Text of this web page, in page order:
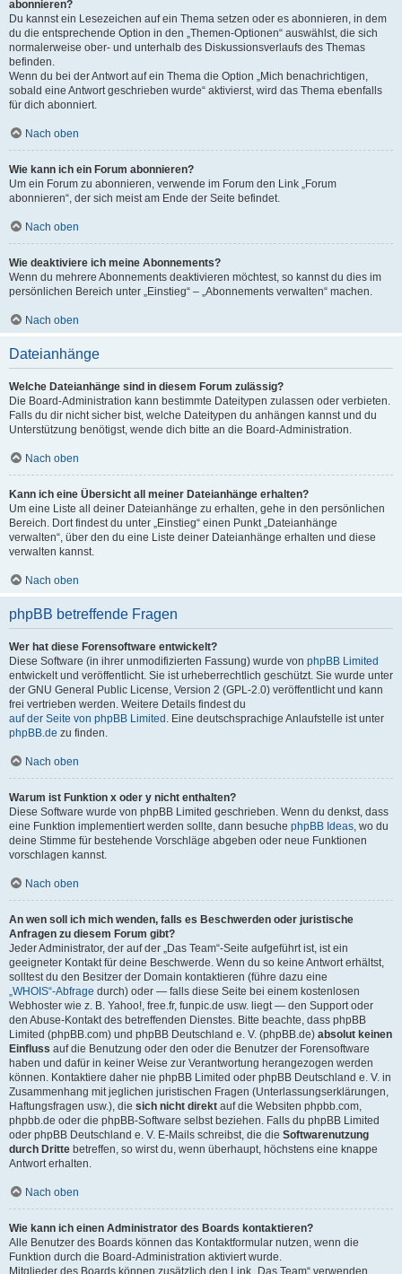
abonnieren?
Du kannst ein Lesezeichen auf ein Thema setzen oder es abonnieren, in dem
du die entsprechende Option in den „Themen-Optionen“ auswählst, die sich
normalerweise ober- und unterhalb des Diskussionsverlaufs des Themas
befinden.
Wenn du bei der Antwort auf ein Thema die Option „Mich benachrichtigen,
sobald eine Antwort geschrieben wurde“ aktivierst, wird das Thema ebenfalls
für dich abonniert.
Nach oben
Wie kann ich ein Forum abonnieren?
Um ein Forum zu abonnieren, verwende im Forum den Link „Forum
abonnieren“, der sich meist am Ende der Seite befindet.
Nach oben
Wie deaktiviere ich meine Abonnements?
Wenn du mehrere Abonnements deaktivieren möchtest, so kannst du dies im
persönlichen Bereich unter „Einstieg“ – „Abonnements verwalten“ machen.
Nach oben
Dateianhänge
Welche Dateianhänge sind in diesem Forum zulässig?
Die Board-Administration kann bestimmte Dateitypen zulassen oder verbieten.
Falls du dir nicht sicher bist, welche Dateitypen du anhängen kannst und du
Unterstützung benötigst, wende dich bitte an die Board-Administration.
Nach oben
Kann ich eine Übersicht all meiner Dateianhänge erhalten?
Um eine Liste all deiner Dateianhänge zu erhalten, gehe in den persönlichen
Bereich. Dort findest du unter „Einstieg“ einen Punkt „Dateianhänge
verwalten“, über den du eine Liste deiner Dateianhänge erhalten und diese
verwalten kannst.
Nach oben
phpBB betreffende Fragen
Wer hat diese Forensoftware entwickelt?
Diese Software (in ihrer unmodifizierten Fassung) wurde von phpBB Limited
entwickelt und veröffentlicht. Sie ist urheberrechtlich geschützt. Sie wurde unter
der GNU General Public License, Version 2 (GPL-2.0) veröffentlicht und kann
frei vertrieben werden. Weitere Details findest du
auf der Seite von phpBB Limited . Eine deutschsprachige Anlaufstelle ist unter
phpBB.de zu finden.
Nach oben
Warum ist Funktion x oder y nicht enthalten?
Diese Software wurde von phpBB Limited geschrieben. Wenn du denkst, dass
eine Funktion implementiert werden sollte, dann besuche phpBB Ideas, wo du
deine Stimme für bestehende Vorschläge abgeben oder neue Funktionen
vorschlagen kannst.
Nach oben
An wen soll ich mich wenden, falls es Beschwerden oder juristische
Anfragen zu diesem Forum gibt?
Jeder Administrator, der auf der „Das Team“-Seite aufgeführt ist, ist ein
geeigneter Kontakt für deine Beschwerde. Wenn du so keine Antwort erhältst,
solltest du den Besitzer der Domain kontaktieren (führe dazu eine
„WHOIS“-Abfrage durch) oder — falls diese Seite bei einem kostenlosen
Webhoster wie z. B. Yahoo!, free.fr, funpic.de usw. liegt — den Support oder
den Abuse-Kontakt des betreffenden Dienstes. Bitte beachte, dass phpBB
Limited (phpBB.com) und phpBB Deutschland e. V. (phpBB.de) absolut keinen
Einfluss auf die Benutzung oder den oder die Benutzer der Forensoftware
haben und dafür in keiner Weise zur Verantwortung herangezogen werden
können. Kontaktiere daher nie phpBB Limited oder phpBB Deutschland e. V. in
Zusammenhang mit jeglichen juristischen Fragen (Unterlassungserklärungen,
Haftungsfragen usw.), die sich nicht direkt auf die Websiten phpbb.com,
phpbb.de oder die phpBB-Software selbst beziehen. Falls du phpBB Limited
oder phpBB Deutschland e. V. E-Mails schreibst, die die Softwarenutzung
durch Dritte betreffen, so wirst du, wenn überhaupt, höchstens eine knappe
Antwort erhalten.
Nach oben
Wie kann ich einen Administrator des Boards kontaktieren?
Alle Benutzer des Boards können das Kontaktformular nutzen, wenn die
Funktion durch die Board-Administration aktiviert wurde.
Mitglieder des Boards können zusätzlich den Link „Das Team“ verwenden.